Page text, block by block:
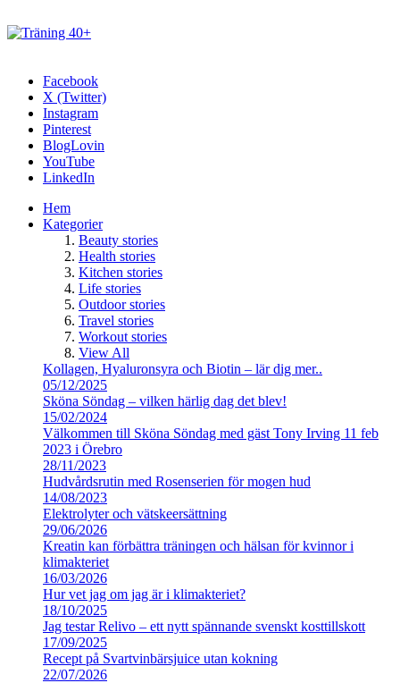
Facebook
X (Twitter)
Instagram
Pinterest
BlogLovin
YouTube
LinkedIn
Hem
Kategorier
Beauty stories
Health stories
Kitchen stories
Life stories
Outdoor stories
Travel stories
Workout stories
View All
Kollagen, Hyaluronsyra och Biotin – lär dig mer..
05/12/2025
Sköna Söndag – vilken härlig dag det blev!
15/02/2024
Välkommen till Sköna Söndag med gäst Tony Irving 11 feb
2023 i Örebro
28/11/2023
Hudvårdsrutin med Rosenserien för mogen hud
14/08/2023
Elektrolyter och vätskeersättning
29/06/2026
Kreatin kan förbättra träningen och hälsan för kvinnor i
klimakteriet
16/03/2026
Hur vet jag om jag är i klimakteriet?
18/10/2025
Jag testar Relivo – ett nytt spännande svenskt kosttillskott
17/09/2025
Recept på Svartvinbärsjuice utan kokning
22/07/2026